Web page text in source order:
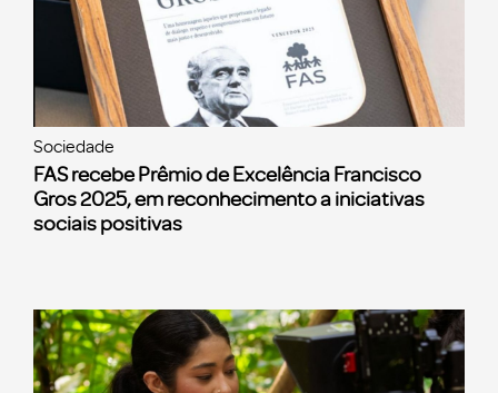
Sociedade
FAS recebe Prêmio de Excelência Francisco
Gros 2025, em reconhecimento a iniciativas
sociais positivas